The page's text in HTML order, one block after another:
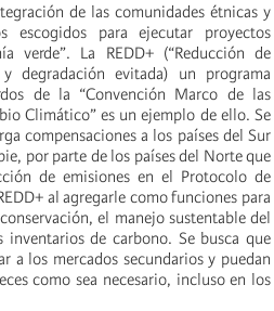
de las comunidades étnicas y
escogidos para ejecutar proyectos
verde”. La REDD+ (“Reducción de
degradación evitada) un programa
de la “Convención Marco de las
Climático” es un ejemplo de ello. Se
compensaciones a los países del Sur
por parte de los países del Norte que
de emisiones en el Protocolo de
al agregarle como funciones para
el manejo sustentable del
de carbono. Se busca que
a los mercados secundarios y puedan
como sea necesario, incluso en los